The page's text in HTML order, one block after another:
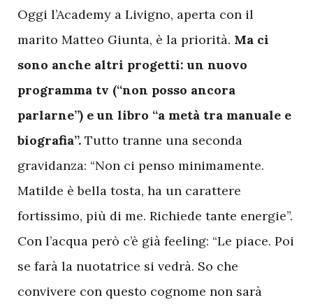
Oggi l’Academy a Livigno, aperta con il
marito Matteo Giunta, è la priorità. Ma ci
sono anche altri progetti: un nuovo
programma tv (“non posso ancora
parlarne”) e un libro “a metà tra manuale e
biografia”. Tutto tranne una seconda
gravidanza: “Non ci penso minimamente.
Matilde è bella tosta, ha un carattere
fortissimo, più di me. Richiede tante energie”.
Con l’acqua però c’è già feeling: “Le piace. Poi
se farà la nuotatrice si vedrà. So che
convivere con questo cognome non sarà